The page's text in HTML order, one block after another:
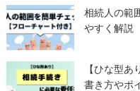
相続人の範
やすく解説
【ひな型
書き方やポ